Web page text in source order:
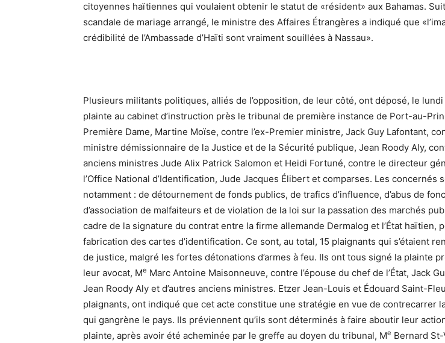
citoyennes haïtiennes qui voulaient obtenir le statut de «résident» aux Bahamas.
scandale de mariage arrangé, le ministre des Affaires Étrangères a indiqué que
crédibilité de l’Ambassade d’Haïti sont vraiment souillées à Nassau».
Plusieurs militants politiques, alliés de l’opposition, de leur côté, ont déposé, le lundi
plainte au cabinet d’instruction près le tribunal de première instance de Port-au-
Première Dame, Martine Moïse, contre l’ex-Premier ministre, Jack Guy Lafontant,
ministre démissionnaire de la Justice et de la Sécurité publique, Jean Roody Aly,
anciens ministres Jude Alix Patrick Salomon et Heidi Fortuné, contre le directeur
l’Office National d’Identification, Jude Jacques Élibert et comparses. Les concernés
notamment : de détournement de fonds publics, de trafics d’influence, d’abus de
d’association de malfaiteurs et de violation de la loi sur la passation des marchés
cadre de la signature du contrat entre la firme allemande Dermalog et l’État haïtien,
fabrication des cartes d’identification. Ce sont, au total, 15 plaignants qui s’étaient
de justice, malgré les fortes détonations d’armes à feu. Ils ont tous signé la plainte
leur avocat, Me Marc Antoine Maisonneuve, contre l’épouse du chef de l’État, Jack
Jean Roody Aly et d’autres anciens ministres. Etzer Jean-Louis et Édouard Saint-
plaignants, ont indiqué que cet acte constitue une stratégie en vue de contrecarrer
qui gangrène le pays. Ils préviennent qu’ils sont déterminés à faire aboutir leur
plainte, après avoir été acheminée par le greffe au doyen du tribunal, Me Bernard